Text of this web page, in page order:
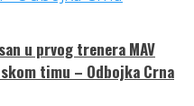
u prvog trenera MAV
timu – Odbojka Crna